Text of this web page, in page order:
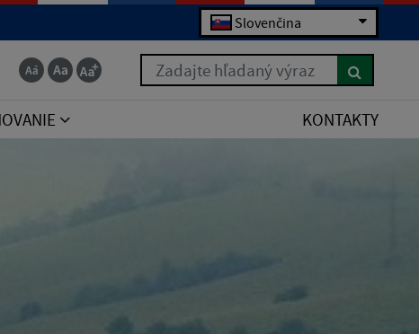
Slovenčina
Zadajte hľadaný výraz
KONTAKTY